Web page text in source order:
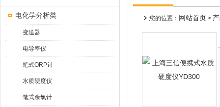
电化学分析类
变送器
电导率仪
笔式ORP计
水质硬度仪
笔式余氯计
您的位置： 网站首页 >